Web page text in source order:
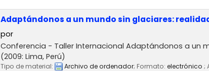
Adaptándonos a un mundo sin glaciares:
por
Conferencia - Taller Internacional Adaptándonos a un
(2009: Lima, Perú)
Tipo de material: Archivo de ordenador; Formato: electrónico ;